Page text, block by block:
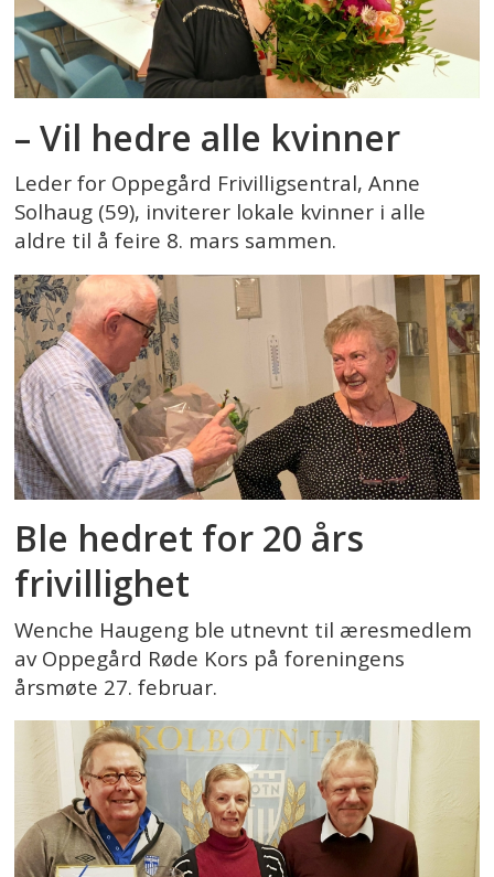
– Vil hedre alle kvinner
Leder for Oppegård Frivilligsentral, Anne
Solhaug (59), inviterer lokale kvinner i alle
aldre til å feire 8. mars sammen.
Ble hedret for 20 års
frivillighet
Wenche Haugeng ble utnevnt til æresmedlem
av Oppegård Røde Kors på foreningens
årsmøte 27. februar.